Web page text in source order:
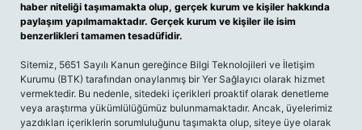
haber niteliği taşımamakta olup, gerçek kurum ve kişiler hakkında
paylaşım yapılmamaktadır. Gerçek kurum ve kişiler ile isim
benzerlikleri tamamen tesadüfidir.
Sitemiz, 5651 Sayılı Kanun gereğince Bilgi Teknolojileri ve İletişim
Kurumu (BTK) tarafından onaylanmış bir Yer Sağlayıcı olarak hizmet
vermektedir. Bu nedenle, sitedeki içerikleri proaktif olarak denetleme
veya araştırma yükümlülüğümüz bulunmamaktadır. Ancak, üyelerimiz
yazdıkları içeriklerin sorumluluğunu taşımakta olup, siteye üye olarak